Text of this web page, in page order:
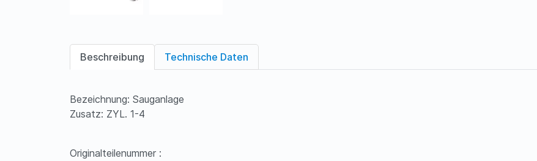
Beschreibung Technische Daten
Bezeichnung: Sauganlage
Zusatz: ZYL. 1-4
Originalteilenummer :